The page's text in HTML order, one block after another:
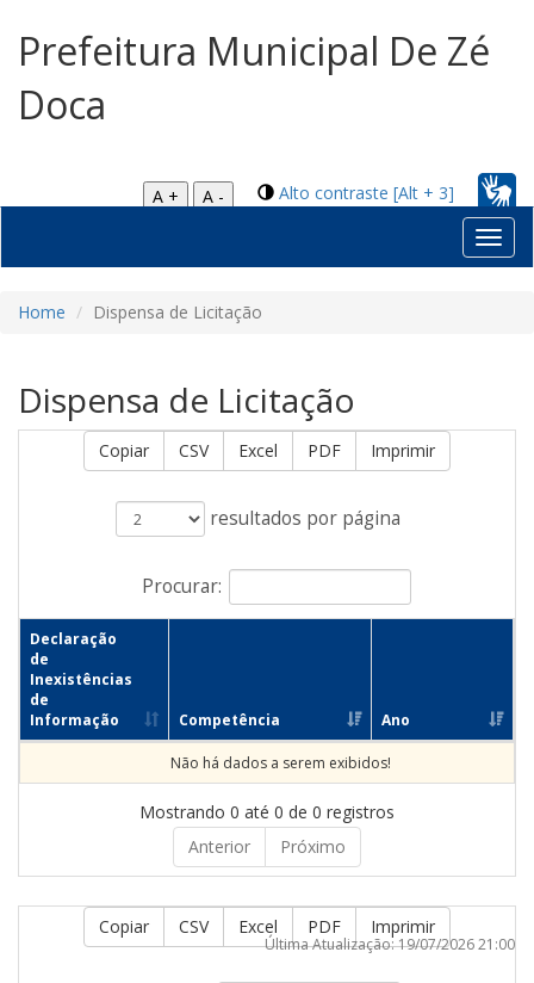
Prefeitura Municipal De Zé
Doca
Alto contraste [Alt + 3]
A +
A -
Home Dispensa de Licitação
Dispensa de Licitação
Copiar CSV Excel PDF Imprimir
resultados por página
Procurar:
Declaração
de
Inexistências
de
Informação
Competência Ano
Não há dados a serem exibidos!
Mostrando 0 até 0 de 0 registros
Anterior
Próximo
Copiar CSV Excel PDF Imprimir
Última Atualização: 19/07/2026 21:00